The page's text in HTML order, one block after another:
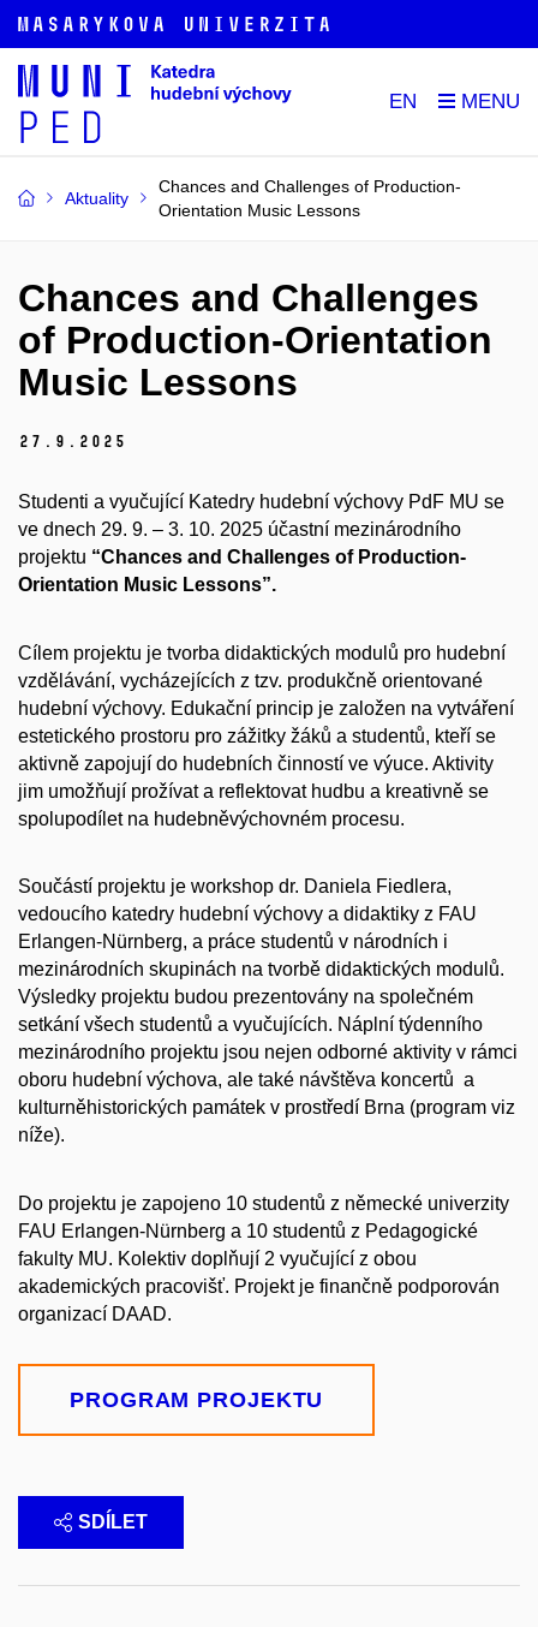
EN
Aktuality
Chances and Challenges of Production-
Orientation Music Lessons
Chances and Challenges
of Production-Orientation
Music Lessons
27. 9. 2025
Studenti a vyučující Katedry hudební výchovy PdF MU se
ve dnech 29. 9. – 3. 10. 2025 účastní mezinárodního
projektu “Chances and Challenges of Production-
Orientation Music Lessons”.
Cílem projektu je tvorba didaktických modulů pro hudební
vzdělávání, vycházejících z tzv. produkčně orientované
hudební výchovy. Edukační princip je založen na vytváření
estetického prostoru pro zážitky žáků a studentů, kteří se
aktivně zapojují do hudebních činností ve výuce. Aktivity
jim umožňují prožívat a reflektovat hudbu a kreativně se
spolupodílet na hudebněvýchovném procesu.
Součástí projektu je workshop dr. Daniela Fiedlera,
vedoucího katedry hudební výchovy a didaktiky z FAU
Erlangen-Nürnberg, a práce studentů v národních i
mezinárodních skupinách na tvorbě didaktických modulů.
Výsledky projektu budou prezentovány na společném
setkání všech studentů a vyučujících. Náplní týdenního
mezinárodního projektu jsou nejen odborné aktivity v rámci
oboru hudební výchova, ale také návštěva koncertů a
kulturněhistorických památek v prostředí Brna (program viz
níže).
Do projektu je zapojeno 10 studentů z německé univerzity
FAU Erlangen-Nürnberg a 10 studentů z Pedagogické
fakulty MU. Kolektiv doplňují 2 vyučující z obou
akademických pracovišť. Projekt je finančně podporován
organizací DAAD.
PROGRAM PROJEKTU
SDÍLET